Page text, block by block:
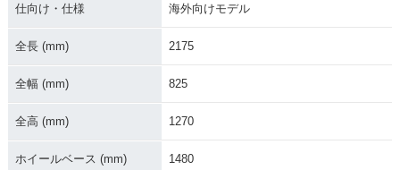
仕向け・仕様 海外向けモデル
全長 (mm) 2175
全幅 (mm) 825
全高 (mm) 1270
ホイールベース (mm) 1480